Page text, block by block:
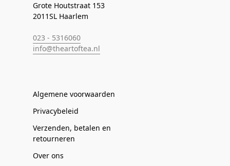
Grote Houtstraat 153
2011SL Haarlem
023 - 5316060
info@theartoftea.nl
Algemene voorwaarden
Privacybeleid
Verzenden, betalen en
retourneren
Over ons